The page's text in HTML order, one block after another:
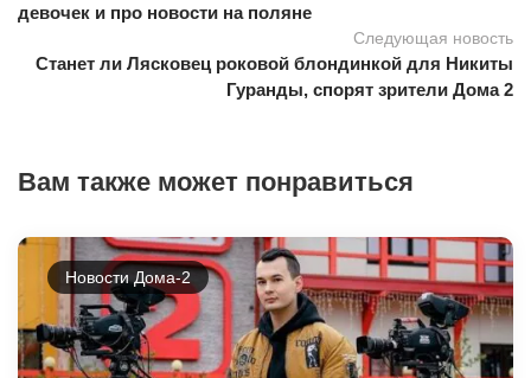
девочек и про новости на поляне
Следующая новость
Станет ли Лясковец роковой блондинкой для Никиты
Гуранды, спорят зрители Дома 2
Вам также может понравиться
Новости Дома-2